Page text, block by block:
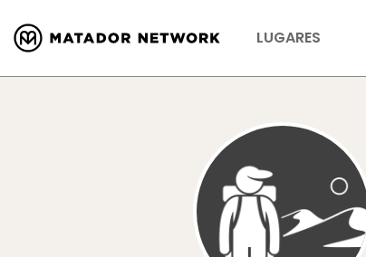
LUGARES